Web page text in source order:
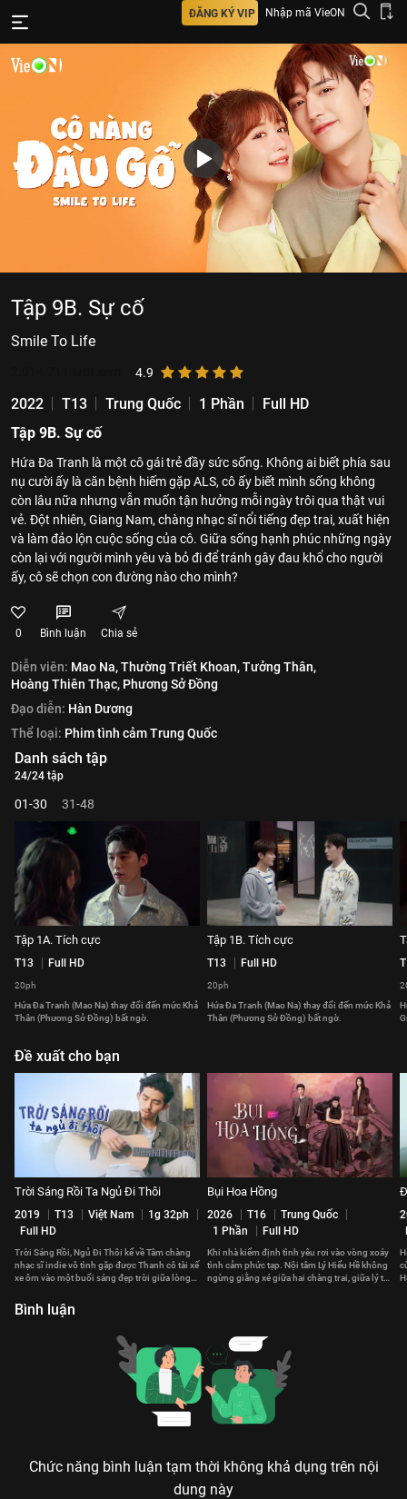
ĐĂNG KÝ VIP Nhập mã VieON
Tập 9B. Sự cố
Smile To Life
4.9
2022 T13 Trung Quốc 1 Phần
Full HD
Tập 9B. Sự cố
Hứa Đa Tranh là một cô gái trẻ đầy sức sống. Không ai biết phía sau
nụ cười ấy là căn bệnh hiếm gặp ALS, cô ấy biết mình sống không
còn lâu nữa nhưng vẫn muốn tận hưởng mỗi ngày trôi qua thật vui
vẻ. Đột nhiên, Giang Nam, chàng nhạc sĩ nổi tiếng đẹp trai, xuất hiện
và làm đảo lộn cuộc sống của cô. Giữa sống hạnh phúc những ngày
còn lại với người mình yêu và bỏ đi để tránh gây đau khổ cho người
ấy, cô sẽ chọn con đường nào cho mình?
0 Bình luận Chia sẻ
Diễn viên: Mao Na,Thường Triết Khoan,Tưởng Thân,
Hoàng Thiên Thạc, Phương Sở Đồng
Đạo diễn: Hàn Dương
Thể loại: Phim tình cảm Trung Quốc
Danh sách tập
24/24 tập
01-30 31-48
Tập 1A. Tích cực
T13 Full HD
20ph
Hứa Đa Tranh (Mao Na) thay đổi đến mức Khả
Thân (Phương Sở Đồng) bất ngờ.
Tập 1B. Tích cực
T13 Full HD
20ph
Hứa Đa Tranh (Mao Na) thay đổi đến mức Khả
Thân (Phương Sở Đồng) bất ngờ.
Đề xuất cho bạn
Trời Sáng Rồi Ta Ngủ Đi Thôi
2019 T13 Việt Nam
1g 32ph
Full HD
Trời Sáng Rồi, Ngủ Đi Thôi kể về Tâm chàng
nhạc sĩ indie vô tình gặp được Thanh cô tài xế
xe ôm vào một buổi sáng đẹp trời giữa lòng
Bụi Hoa Hồng
2026 T16
Trung Quốc
1 Phần
Full HD
Khi nhà kiểm định tình yêu rơi vào vòng xoáy
tình cảm phức tạp. Nội tâm Lý Hiểu Hề không
ngừng giằng xé giữa hai chàng trai, giữa lý trí
Bình luận
Chức năng bình luận tạm thời không khả dụng trên nội
dung này